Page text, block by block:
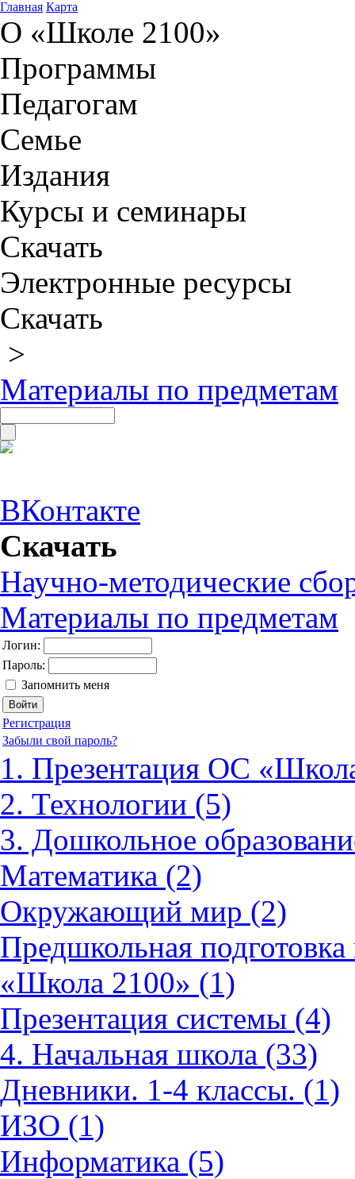
Главная Карта
О «Школе 2100»
Программы
Педагогам
Семье
Издания
Курсы и семинары
Скачать
Электронные ресурсы
Скачать
>
Материалы по предметам
ВКонтакте
Скачать
Научно-методические
Материалы по предметам
Логин:
Пароль:
Запомнить меня
Регистрация
Забыли свой пароль?
1. Презентация ОС
2. Технологии (5)
3. Дошкольное
Математика (2)
Окружающий мир (2)
Предшкольная
«Школа 2100» (1)
Презентация системы (4)
4. Начальная школа (33)
Дневники. 1-4 классы. (1)
ИЗО (1)
Информатика (5)